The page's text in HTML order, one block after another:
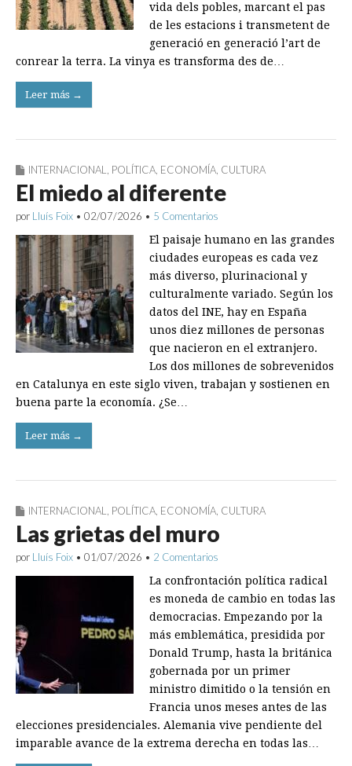
vida dels pobles, marcant el pas
de les estacions i transmetent de
generació en generació l’art de
conrear la terra. La vinya es transforma des de…
Leer más →
INTERNACIONAL, POLÍTICA, ECONOMÍA, CULTURA
El miedo al diferente
por Lluís Foix • 02/07/2026 • 5 Comentarios
El paisaje humano en las grandes
ciudades europeas es cada vez
más diverso, plurinacional y
culturalmente variado. Según los
datos del INE, hay en España
unos diez millones de personas
que nacieron en el extranjero.
Los dos millones de sobrevenidos
en Catalunya en este siglo viven, trabajan y sostienen en
buena parte la economía. ¿Se…
Leer más →
INTERNACIONAL POLÍTICA ECONOMÍA CULTURA
Las grietas del muro
por Lluís Foix • 01/07/2026 • 2 Comentarios
La confrontación política radical
es moneda de cambio en todas las
democracias. Empezando por la
más emblemática, presidida por
Donald Trump, hasta la británica
gobernada por un primer
ministro dimitido o la tensión en
Francia unos meses antes de las
elecciones presidenciales. Alemania vive pendiente del
imparable avance de la extrema derecha en todas las…